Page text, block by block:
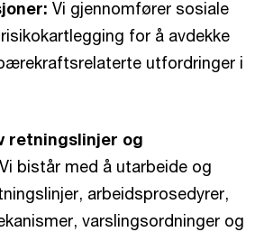
Vi gjennomfører sosiale
for å avdekke
utfordringer i
retningslinjer og
Vi bistår med å utarbeide og
arbeidsprosedyrer,
varslingsordninger og